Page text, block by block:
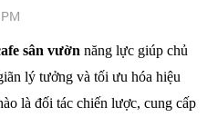
sân vườn năng lực giúp chủ
lý tưởng và tối ưu hóa hiệu
là đối tác chiến lược, cung cấp